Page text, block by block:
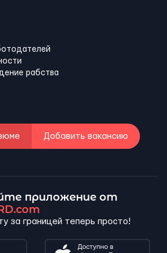
рабства
Добавить вакансию
приложение от
за границей теперь просто!